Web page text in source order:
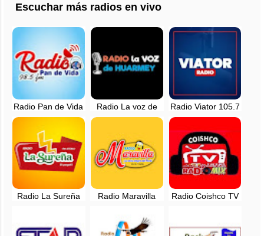
Escuchar más radios en vivo
Radio Pan de Vida
98.5 fm en vivo -
Radio La voz de
Huarmey en vivo -
Radio Viator 105.7
FM - Yungay,
Radio La Sureña
Radio Maravilla
102.5 FM
Radio Coishco TV